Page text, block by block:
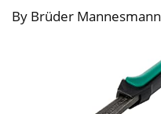
By Brüder Mannesmann